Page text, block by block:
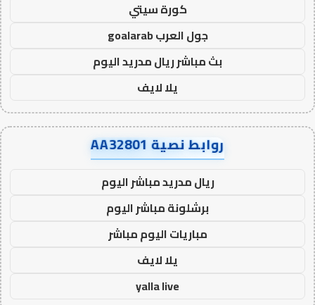
كورة سيتي
جول العرب goalarab
بث مباشر ريال مدريد اليوم
يلا لايف
روابط نصية AA32801
ريال مدريد مباشر اليوم
برشلونة مباشر اليوم
مباريات اليوم مباشر
يلا لايف
yalla live